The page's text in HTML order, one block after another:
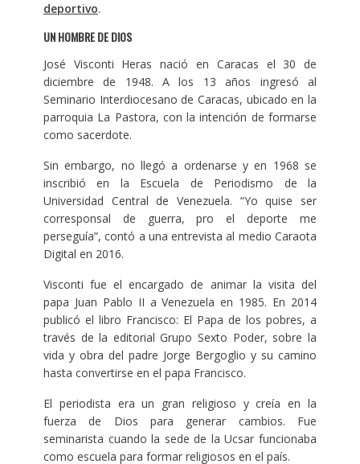
deportivo.
UN HOMBRE DE DIOS
José Visconti Heras nació en Caracas el 30 de
diciembre de 1948. A los 13 años ingresó al
Seminario Interdiocesano de Caracas, ubicado en la
parroquia La Pastora, con la intención de formarse
como sacerdote.
Sin embargo, no llegó a ordenarse y en 1968 se
inscribió en la Escuela de Periodismo de la
Universidad Central de Venezuela. “Yo quise ser
corresponsal de guerra, pro el deporte me
perseguía”, contó a una entrevista al medio Caraota
Digital en 2016.
Visconti fue el encargado de animar la visita del
papa Juan Pablo II a Venezuela en 1985. En 2014
publicó el libro Francisco: El Papa de los pobres, a
través de la editorial Grupo Sexto Poder, sobre la
vida y obra del padre Jorge Bergoglio y su camino
hasta convertirse en el papa Francisco.
El periodista era un gran religioso y creía en la
fuerza de Dios para generar cambios. Fue
seminarista cuando la sede de la Ucsar funcionaba
como escuela para formar religiosos en el país.